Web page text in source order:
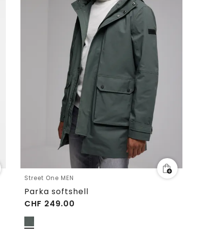
Street One MEN
Parka softshell
CHF 249.00